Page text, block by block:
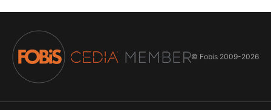
© Fobis 2009-2026